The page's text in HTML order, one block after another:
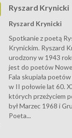
Ryszard Krynicki
Ryszard Krynicki
Spotkanie z poetą
Krynickim. Ryszard
urodzony w 1943
jest do poetów
Fala skupiała
w II połowie lat 60.
których przeżyciem
był Marzec 1968 i
Poeta...